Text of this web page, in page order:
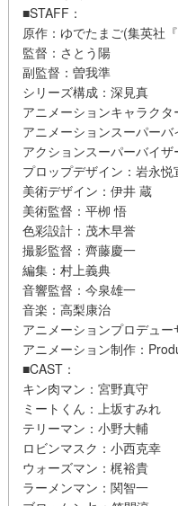
■STAFF：
原作：ゆでたまご(集英社
監督：さとう陽
副監督：曽我準
シリーズ構成：深見真
アニメーションキャラク
アニメーションスーパー
アクションスーパーバイザ
プロップデザイン：岩永悦
美術デザイン：伊井 蔵
美術監督：平栁 悟
色彩設計：茂木早誉
撮影監督：齊藤慶一
編集：村上義典
音響監督：今泉雄一
音楽：高梨康治
アニメーションプロデュ
アニメーション制作：
■CAST：
キン肉マン：宮野真守
ミートくん：上坂すみれ
テリーマン：小野大輔
ロビンマスク：小西克幸
ウォーズマン：梶裕貴
ラーメンマン：関智一